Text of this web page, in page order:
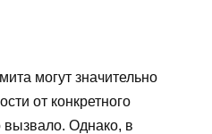
могут значительно
от конкретного
вызвало. Однако, в